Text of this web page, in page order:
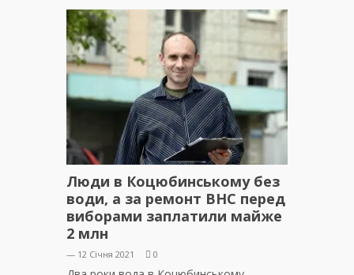
Люди в Коцюбинському без
води, а за ремонт ВНС перед
виборами заплатили майже
2 млн
— 12 Січня 2021 0